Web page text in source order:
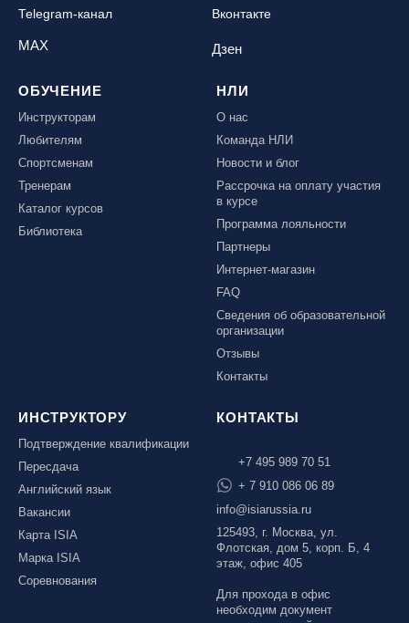
Telegram-канал Вконтакте
MAX Дзен
ОБУЧЕНИЕ
Инструкторам
Любителям
Спортсменам
Тренерам
Каталог курсов
Библиотека
НЛИ
О нас
Команда НЛИ
Новости и блог
Рассрочка на оплату участия
в курсе
Программа лояльности
Партнеры
Интернет-магазин
FAQ
Сведения об образовательной
организации
Отзывы
Контакты
ИНСТРУКТОРУ
Подтверждение квалификации
Пересдача
Английский язык
Вакансии
Карта ISIA
Марка ISIA
Соревнования
КОНТАКТЫ
+7 495 989 70 51
+ 7 910 086 06 89
info@isiarussia.ru
125493, г. Москва, ул.
Флотская, дом 5, корп. Б, 4
этаж, офис 405
Для прохода в офис
необходим документ